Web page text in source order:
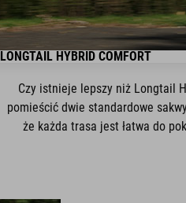
LONGTAIL HYBRID COMFORT
Czy istnieje lepszy niż Longtail
pomieścić dwie standardowe
że każda trasa jest łatwa do